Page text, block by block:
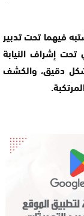
فيهما تحت تدبير
تحت إشراف النيابة
دقيق، والكشف